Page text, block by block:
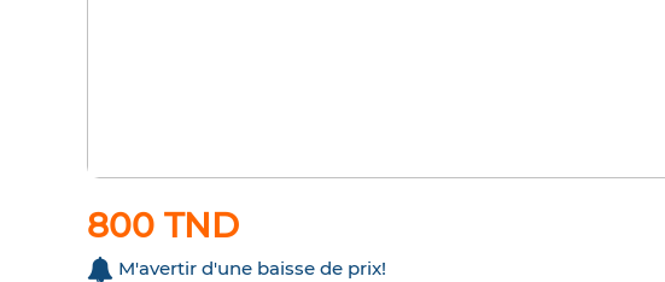
800 TND
M'avertir d'une baisse de prix!